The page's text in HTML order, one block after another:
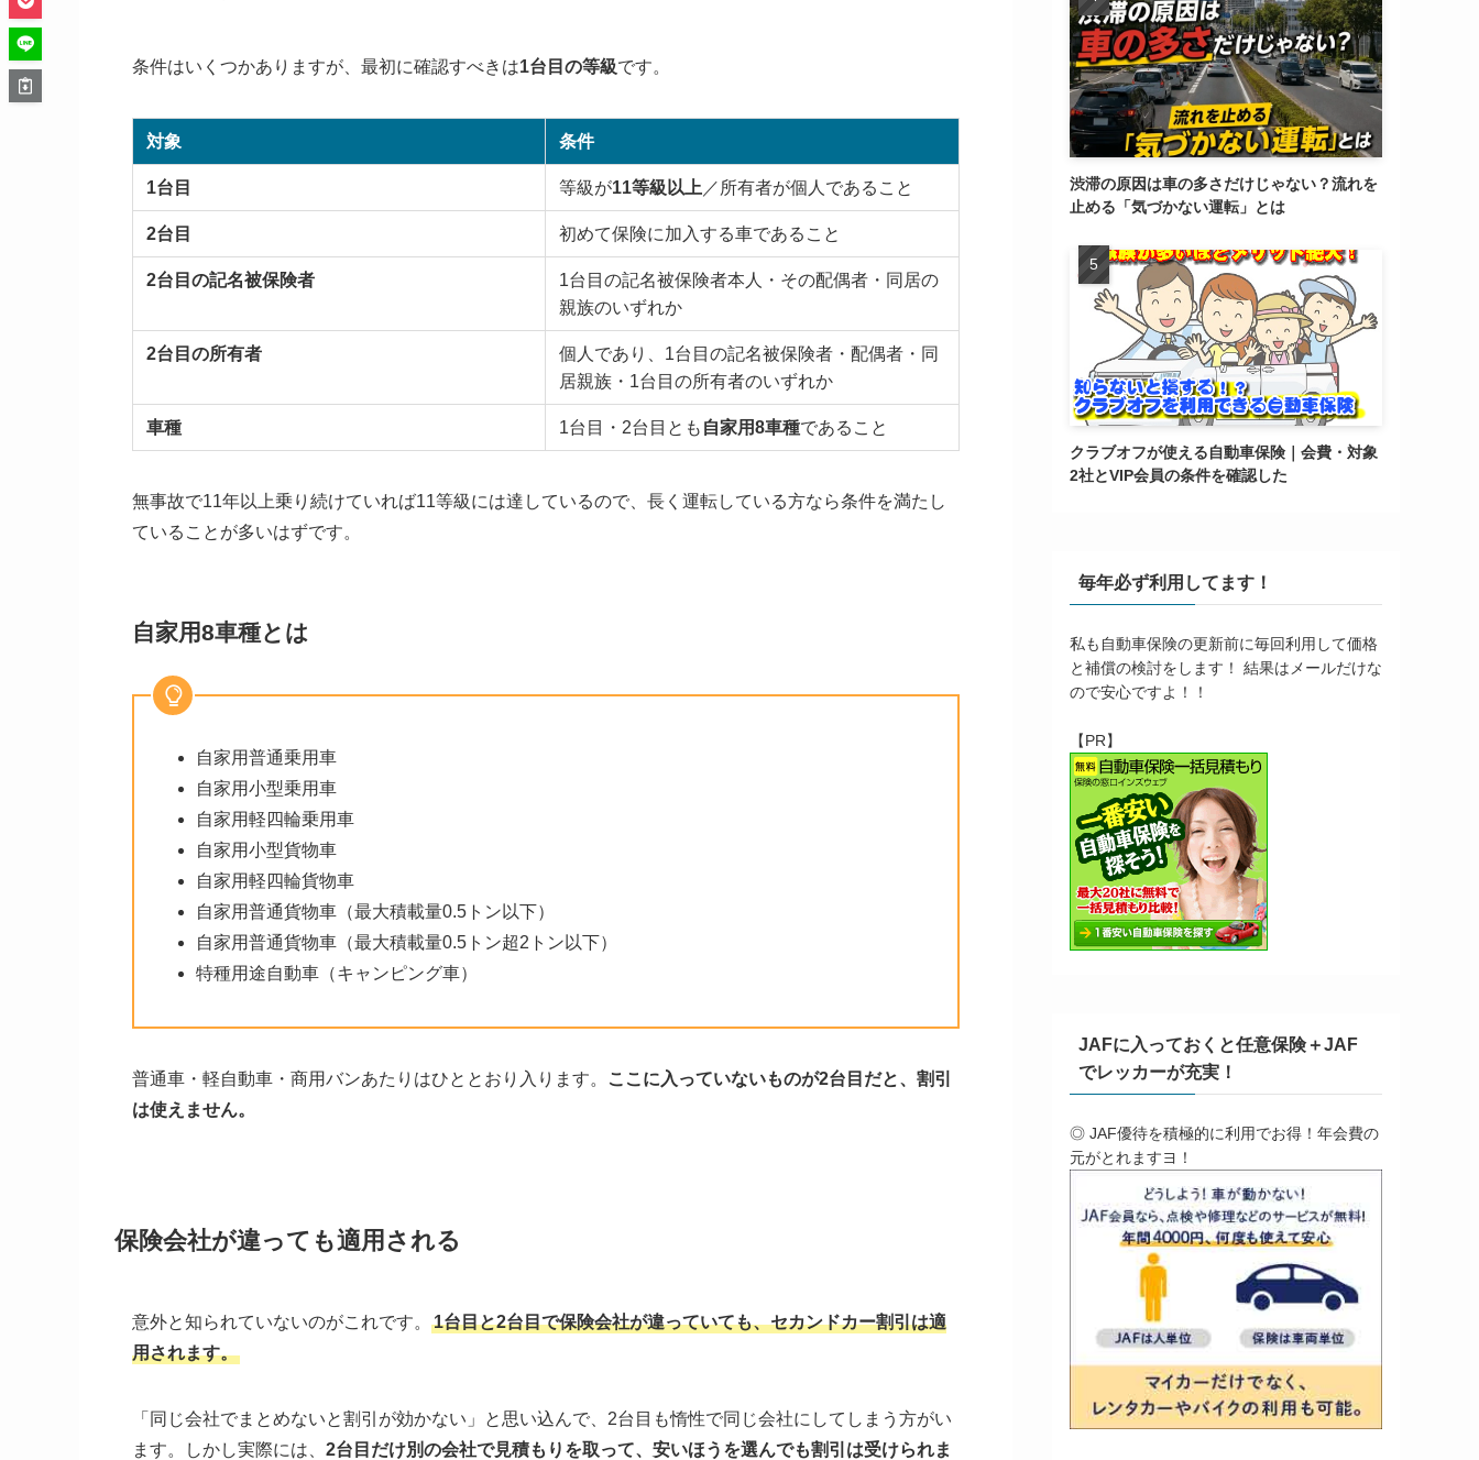
条件はいくつかありますが、最初に確認すべきは1台目の等級です。
対象 条件
1台目 等級が11等級以上 ／所有者が個人であること
2台目 初めて保険に加入する車であること
2台目の記名被保険者
1台目の記名被保険者本人・その配偶者・同居の
親族のいずれか
2台目の所有者
個人であり、1台目の記名被保険者・配偶者・同
居親族・1台目の所有者のいずれか
車種 1台目・2台目とも 自家用8車種であること
無事故で11年以上乗り続けていれば11等級には達しているので、長く運転している方なら条件を満たし
ていることが多いはずです。
自家用8車種とは
自家用普通乗用車
自家用小型乗用車
自家用軽四輪乗用車
自家用小型貨物車
自家用軽四輪貨物車
自家用普通貨物車（最大積載量0.5トン以下）
自家用普通貨物車（最大積載量0.5トン超2トン以下）
特種用途自動車（キャンピング車）
普通車・軽自動車・商用バンあたりはひととおり入ります。
ここに入っていないものが2台目だと、割引
は使えません。
保険会社が違っても適用される
意外と知られていないのがこれです。
1台目と2台目で保険会社が違っていても、セカンドカー割引は適
用されます。
「同じ会社でまとめないと割引が効かない」と思い込んで、2台目も惰性で同じ会社にしてしまう方がい
ます。しかし実際には、 2台目だけ別の会社で見積もりを取って、安いほうを選んでも割引は受けられま
渋滞の原因は車の多さだけじゃない？流れを
止める「気づかない運転」とは
クラブオフが使える自動車保険｜会費・対象
2社とVIP会員の条件を確認した
毎年必ず利用してます！
私も自動車保険の更新前に毎回利用して価格
と補償の検討をします！ 結果はメールだけな
ので安心ですよ！！
【PR】
JAFに入っておくと任意保険＋JAF
でレッカーが充実！
◎ JAF優待を積極的に利用でお得！年会費の
元がとれますヨ！